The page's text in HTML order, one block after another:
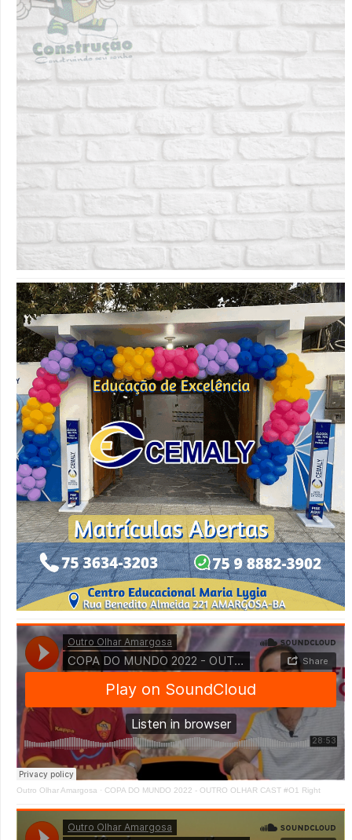
Outro Olhar Amargosa · COPA DO MUNDO 2022 - OUTRO OLHAR CAST #O1 Right